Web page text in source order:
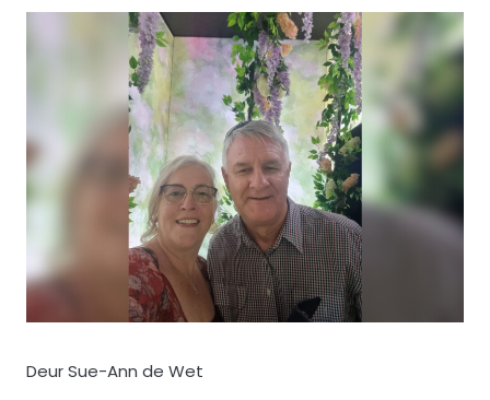
Deur Sue-Ann de Wet